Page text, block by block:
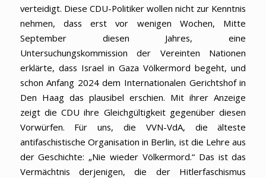
verteidigt. Diese CDU-Politiker wollen nicht zur Kenntnis
nehmen, dass erst vor wenigen Wochen, Mitte
September diesen Jahres, eine
Untersuchungskommission der Vereinten Nationen
erklärte, dass Israel in Gaza Völkermord begeht, und
schon Anfang 2024 dem Internationalen Gerichtshof in
Den Haag das plausibel erschien. Mit ihrer Anzeige
zeigt die CDU ihre Gleichgültigkeit gegenüber diesen
Vorwürfen. Für uns, die VVN-VdA, die älteste
antifaschistische Organisation in Berlin, ist die Lehre aus
der Geschichte: „Nie wieder Völkermord.“ Das ist das
Vermächtnis derjenigen, die der Hitlerfaschismus